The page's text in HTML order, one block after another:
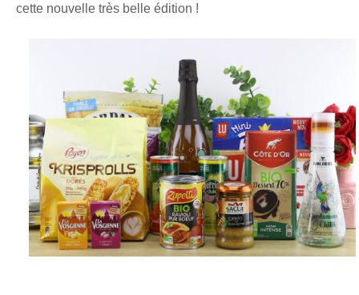
cette nouvelle très belle édition !